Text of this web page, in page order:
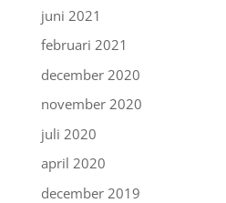
juni 2021
februari 2021
december 2020
november 2020
juli 2020
april 2020
december 2019